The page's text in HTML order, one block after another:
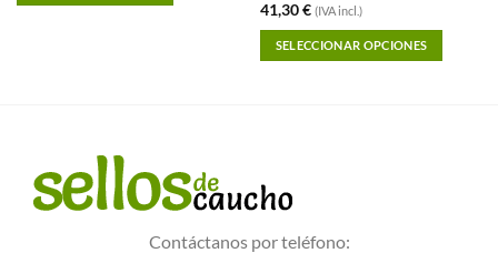
Valorado
con5.00
de 5
41,30€ (IVA incl.)
SELECCIONAR OPCIONES
Contáctanos por teléfono: